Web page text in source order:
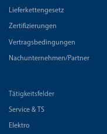
Lieferkettengesetz
Zertifizierungen
Vertragsbedingungen
Nachunternehmen/Partner
Tätigkeitsfelder
Service & TS
Elektro